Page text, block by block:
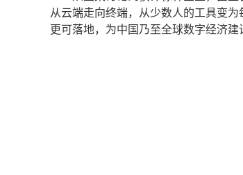
从云端走向终端，从少数人的工具变
更可落地，为中国乃至全球数字经济建